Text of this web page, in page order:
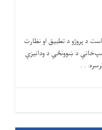
د پروژو د تطبیق او نظارت
د ښوونځي د ودانیزې
. .